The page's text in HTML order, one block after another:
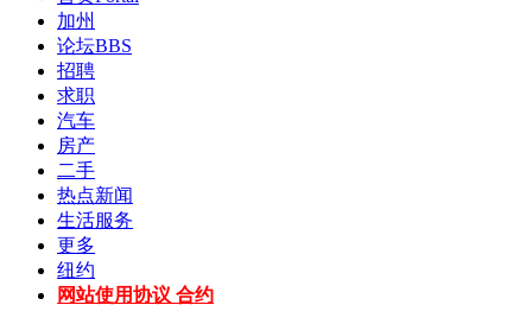
加州
论坛BBS
招聘
求职
汽车
房产
二手
热点新闻
生活服务
更多
纽约
网站使用协议 合约